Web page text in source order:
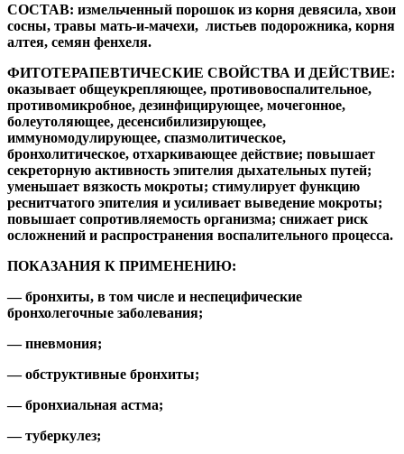
СОСТАВ: измельченный порошок из корня девясила, хвои
сосны, травы мать-и-мачехи, листьев подорожника, корня
алтея, семян фенхеля.
ФИТОТЕРАПЕВТИЧЕСКИЕ СВОЙСТВА И ДЕЙСТВИЕ:
оказывает общеукрепляющее, противовоспалительное,
противомикробное, дезинфицирующее, мочегонное,
болеутоляющее, десенсибилизирующее,
иммуномодулирующее, спазмолитическое,
бронхолитическое, отхаркивающее действие; повышает
секреторную активность эпителия дыхательных путей;
уменьшает вязкость мокроты; стимулирует функцию
реснитчатого эпителия и усиливает выведение мокроты;
повышает сопротивляемость организма; снижает риск
осложнений и распространения воспалительного процесса.
ПОКАЗАНИЯ К ПРИМЕНЕНИЮ:
— бронхиты, в том числе и неспецифические
бронхолегочные заболевания;
— пневмония;
— обструктивные бронхиты;
— бронхиальная астма;
— туберкулез;